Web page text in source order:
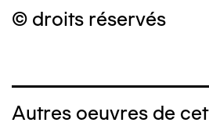
© droits réservés
Autres oeuvres de